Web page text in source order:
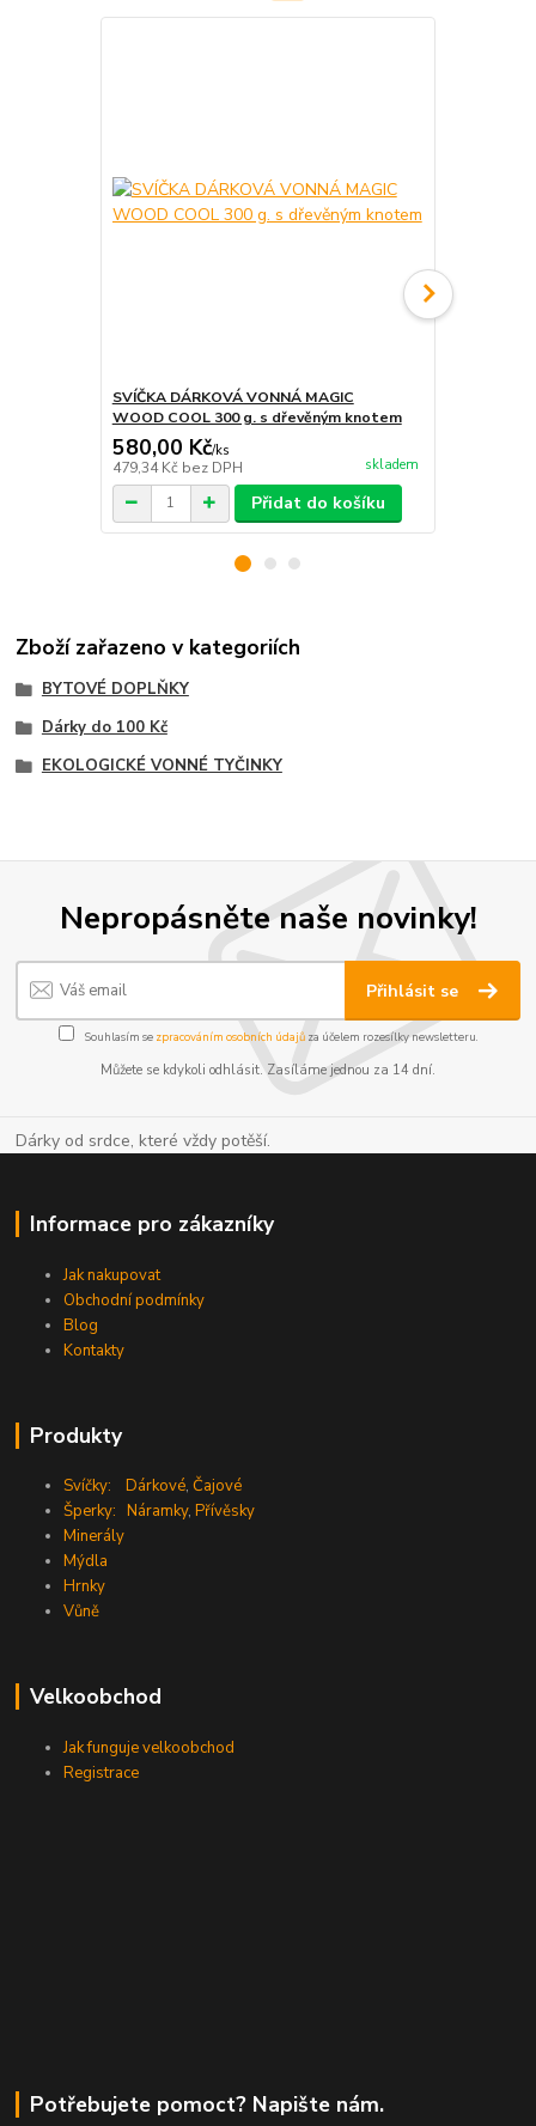
SVÍČKA DÁRKOVÁ VONNÁ MAGIC
WOOD COOL 300 g. s dřevěným knotem
580,00 Kč/ks
479,34 Kč bez DPH skladem
Přidat do košíku
Zboží zařazeno v kategoriích
BYTOVÉ DOPLŇKY
Dárky do 100 Kč
EKOLOGICKÉ VONNÉ TYČINKY
Nepropásněte naše novinky!
Přihlásit se
Souhlasím se zpracováním osobních údajůza účelem rozesílky newsletteru.
Můžete se kdykoli odhlásit. Zasíláme jednou za 14 dní.
Dárky od srdce, které vždy potěší.
Informace pro zákazníky
Jak nakupovat
Obchodní podmínky
Blog
Kontakty
Produkty
Svíčky: Dárkové,Čajové
Šperky: Náramky,Přívěsky
Minerály
Mýdla
Hrnky
Vůně
Velkoobchod
Jak funguje velkoobchod
Registrace
Potřebujete pomoct? Napište nám.